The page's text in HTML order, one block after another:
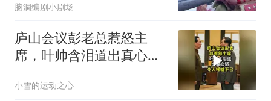
脑洞编剧小剧场
庐山会议彭老总惹怒主
席，叶帅含泪道出真心
小雪的运动之心